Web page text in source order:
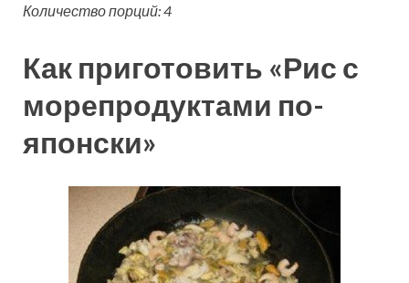
Количество порций: 4
Как приготовить «Рис с
морепродуктами по-
японски»